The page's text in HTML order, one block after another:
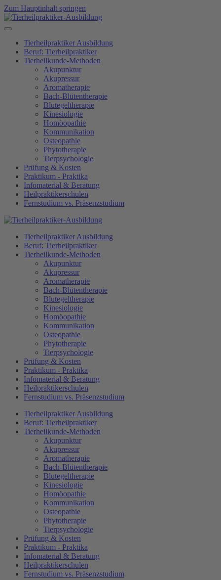
Zum Hauptinhalt springen
Tierheilpraktiker Ausbildung
Beruf: Tierheilpraktiker
Tierheilkunde-Methoden
Akupunktur
Akupressur
Aromatherapie
Bach-Blütentherapie
Blutegeltherapie
Kinesiologie
Homöopathie
Kommunikation
Osteopathie
Phytotherapie
Tierpsychologie
Prüfung & Kosten
Praktikum - Praktika
Infomaterial & Beratung
Heilpraktikerschulen
Fernstudium vs. Präsenzstudium
Tierheilpraktiker Ausbildung
Beruf: Tierheilpraktiker
Tierheilkunde-Methoden
Akupunktur
Akupressur
Aromatherapie
Bach-Blütentherapie
Blutegeltherapie
Kinesiologie
Homöopathie
Kommunikation
Osteopathie
Phytotherapie
Tierpsychologie
Prüfung & Kosten
Praktikum - Praktika
Infomaterial & Beratung
Heilpraktikerschulen
Fernstudium vs. Präsenzstudium
Tierheilpraktiker Ausbildung
Beruf: Tierheilpraktiker
Tierheilkunde-Methoden
Akupunktur
Akupressur
Aromatherapie
Bach-Blütentherapie
Blutegeltherapie
Kinesiologie
Homöopathie
Kommunikation
Osteopathie
Phytotherapie
Tierpsychologie
Prüfung & Kosten
Praktikum - Praktika
Infomaterial & Beratung
Heilpraktikerschulen
Fernstudium vs. Präsenzstudium